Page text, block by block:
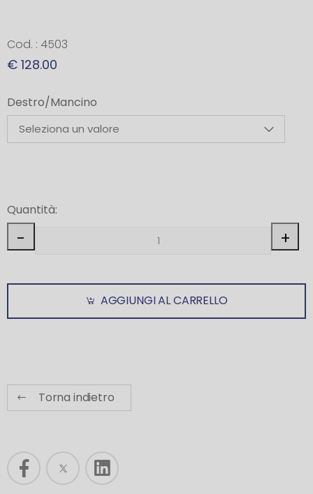
Cod. : 4503
€ 128.00
Destro/Mancino
Quantità:
- +
AGGIUNGI AL CARRELLO
Torna indietro